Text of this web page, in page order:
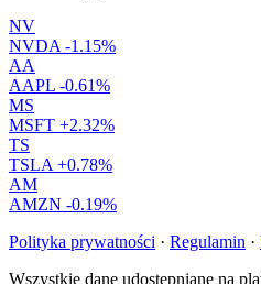
NV
NVDA -1.15%
AA
AAPL -0.61%
MS
MSFT +2.32%
TS
TSLA +0.78%
AM
AMZN -0.19%
Polityka prywatności · Regulamin ·
Wszystkie dane udostępniane na